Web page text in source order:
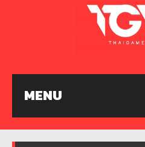
MENU